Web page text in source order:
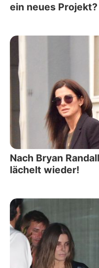
ein neues Projekt?
Nach Bryan
lächelt wieder!